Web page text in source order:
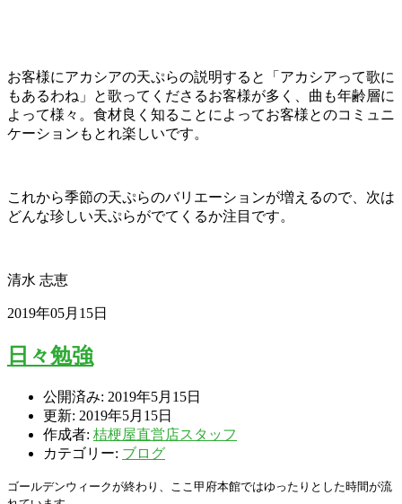
お客様にアカシアの天ぷらの説明すると「アカシアって歌に
もあるわね」と歌ってくださるお客様が多く、曲も年齢層に
よって様々。食材良く知ることによってお客様とのコミュニ
ケーションもとれ楽しいです。
これから季節の天ぷらのバリエーションが増えるので、次は
どんな珍しい天ぷらがでてくるか注目です。
清水 志恵
2019年05月15日
日々勉強
公開済み: 2019年5月15日
更新: 2019年5月15日
作成者: 桔梗屋直営店スタッフ
カテゴリー: ブログ
ゴールデンウィークが終わり、ここ甲府本館ではゆったりとした時間が流